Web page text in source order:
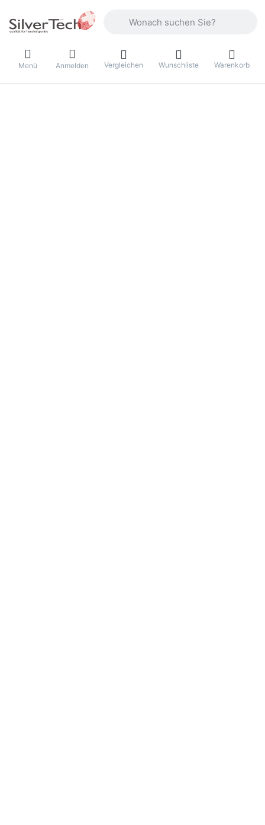
Menü Anmelden Vergleichen Wunschliste Warenkorb